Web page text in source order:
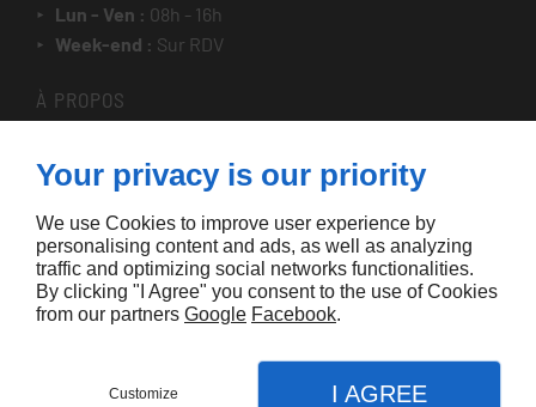
Lun - Ven : 08h - 16h
Week-end : Sur RDV
À PROPOS
Accueil
Contactez-nous
Mentions légales
Plan du site
Your privacy is our priority
We use Cookies to improve user experience by
personalising content and ads, as well as analyzing
traffic and optimizing social networks functionalities.
By clicking "I Agree" you consent to the use of Cookies
from our partners Google Facebook.
Customize I AGREE